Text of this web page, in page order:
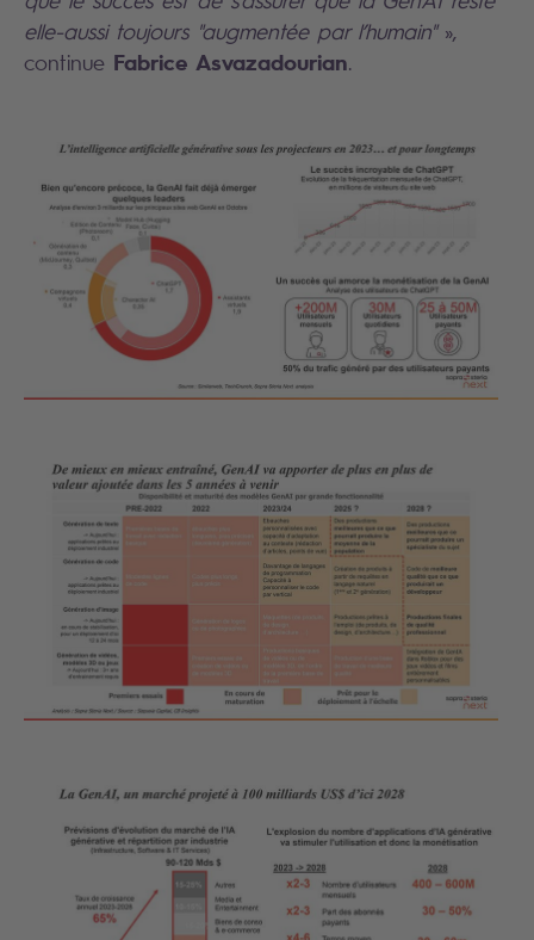
elle-aussi toujours "augmentée par l’humain" »,
continue Fabrice Asvazadourian.